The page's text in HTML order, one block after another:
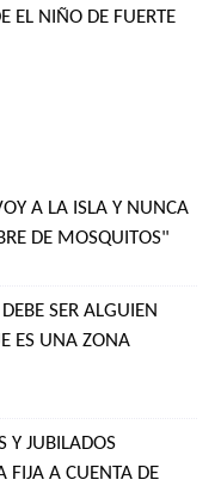
EL NIÑO DE FUERTE
A LA ISLA Y NUNCA
DE MOSQUITOS"
SER ALGUIEN
ES UNA ZONA
Y JUBILADOS
FIJA A CUENTA DE